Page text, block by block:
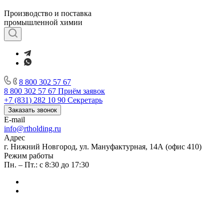
Производство и поставка
промышленной химии
8 800 302 57 67
8 800 302 57 67 Приём заявок
+7 (831) 282 10 90 Секретарь
Заказать звонок
E-mail
info@rtholding.ru
Адрес
г. Нижний Новгород, ул. Мануфактурная, 14А (офис 410)
Режим работы
Пн. – Пт.: с 8:30 до 17:30